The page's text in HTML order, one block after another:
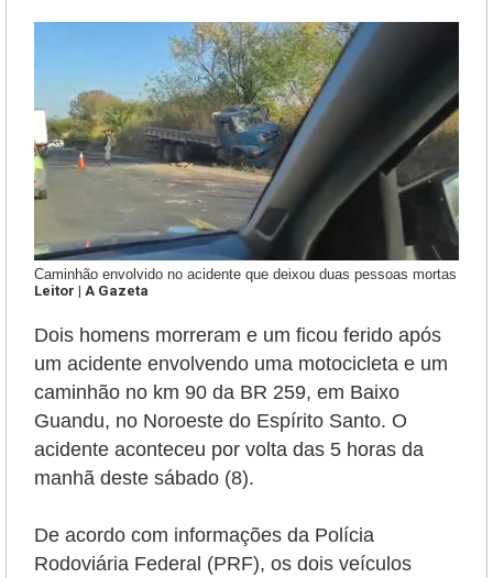
Caminhão envolvido no acidente que deixou duas pessoas mortas
Leitor | A Gazeta
Dois homens morreram e um ficou ferido após
um acidente envolvendo uma motocicleta e um
caminhão no km 90 da BR 259, em Baixo
Guandu, no Noroeste do Espírito Santo. O
acidente aconteceu por volta das 5 horas da
manhã deste sábado (8).
De acordo com informações da Polícia
Rodoviária Federal (PRF), os dois veículos